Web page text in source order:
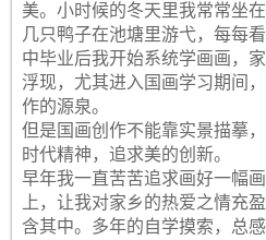
美。小时候的冬天里我常常坐
几只鸭子在池塘里游弋，每每
中毕业后我开始系统学画画，
浮现，尤其进入国画学习期间
作的源泉。
但是国画创作不能靠实景描摹
时代精神，追求美的创新。
早年我一直苦苦追求画好一幅
上，让我对家乡的热爱之情充
含其中。多年的自学摸索，总